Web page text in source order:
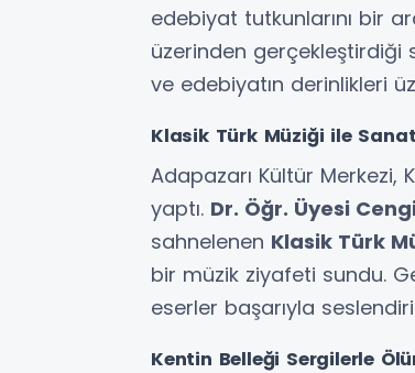
edebiyat tutkunlarını bir
üzerinden gerçekleştirdiği
ve edebiyatın derinlikleri
Klasik Türk Müziği ile
Adapazarı Kültür Merkezi,
yaptı. Dr. Öğr. Üyesi
sahnelenen Klasik Türk
bir müzik ziyafeti sundu.
eserler başarıyla
Kentin Belleği Sergilerle